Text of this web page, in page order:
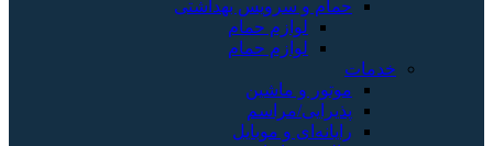
حمام و سرویس بهداشتی
لوازم حمام
لوازم حمام
خدمات
موتور و ماشین
پذیرایی/مراسم
رایانه‌ای و موبایل